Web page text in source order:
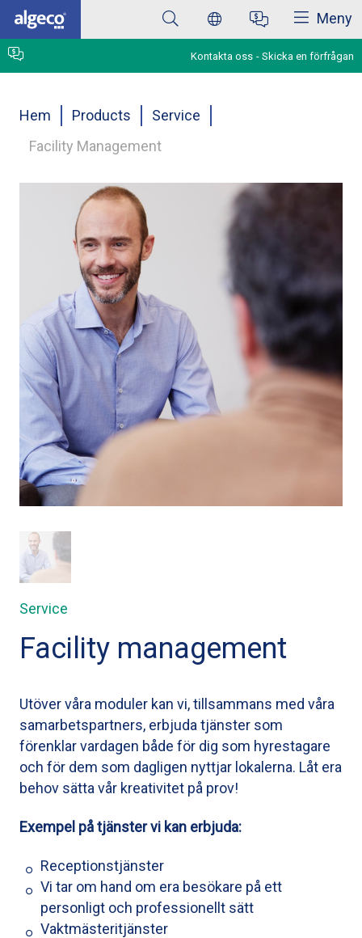
Hoppa
huvudinnehåll
Meny
Kontakta oss Skicka en förfrågan
Länkstig
Hem Products
Service
Facility Management
Service
Facility management
Utöver våra moduler kan vi, tillsammans med våra
samarbetspartners, erbjuda tjänster som
förenklar vardagen både för dig som hyrestagare
och för dem som dagligen nyttjar lokalerna. Låt era
behov sätta vår kreativitet på prov!
Exempel på tjänster vi kan erbjuda:
Receptionstjänster
Vi tar om hand om era besökare på ett
personligt och professionellt sätt
Vaktmästeritjänster